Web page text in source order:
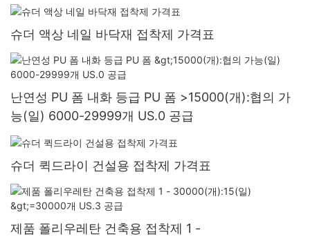
슈더 액상 네일 바닥재 접착제 가격표
난연성 PU 폼 내화 등급 PU 폼 >15000(개):협의 가
능(일) 6000-29999개 US.0 공급
슈더 퀵드라이 건설용 접착제 가격표
제품 폴리우레탄 건축용 접착제 1 -